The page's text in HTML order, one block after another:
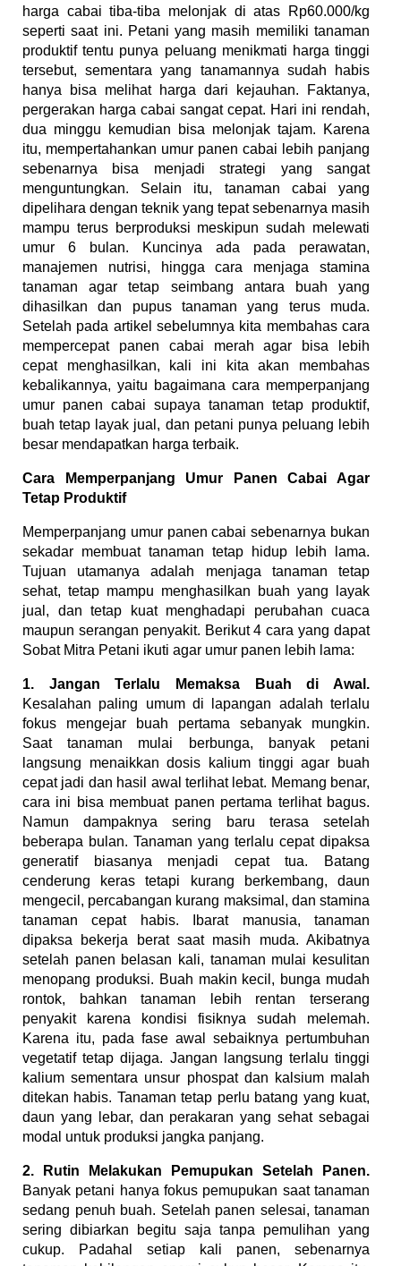
harga cabai tiba-tiba melonjak di atas Rp60.000/kg
seperti saat ini. Petani yang masih memiliki tanaman
produktif tentu punya peluang menikmati harga tinggi
tersebut, sementara yang tanamannya sudah habis
hanya bisa melihat harga dari kejauhan. Faktanya,
pergerakan harga cabai sangat cepat. Hari ini rendah,
dua minggu kemudian bisa melonjak tajam. Karena
itu, mempertahankan umur panen cabai lebih panjang
sebenarnya bisa menjadi strategi yang sangat
menguntungkan. Selain itu, tanaman cabai yang
dipelihara dengan teknik yang tepat sebenarnya masih
mampu terus berproduksi meskipun sudah melewati
umur 6 bulan. Kuncinya ada pada perawatan,
manajemen nutrisi, hingga cara menjaga stamina
tanaman agar tetap seimbang antara buah yang
dihasilkan dan pupus tanaman yang terus muda.
Setelah pada artikel sebelumnya kita membahas cara
mempercepat panen cabai merah agar bisa lebih
cepat menghasilkan, kali ini kita akan membahas
kebalikannya, yaitu bagaimana cara memperpanjang
umur panen cabai supaya tanaman tetap produktif,
buah tetap layak jual, dan petani punya peluang lebih
besar mendapatkan harga terbaik.
Cara Memperpanjang Umur Panen Cabai Agar
Tetap Produktif
Memperpanjang umur panen cabai sebenarnya bukan
sekadar membuat tanaman tetap hidup lebih lama.
Tujuan utamanya adalah menjaga tanaman tetap
sehat, tetap mampu menghasilkan buah yang layak
jual, dan tetap kuat menghadapi perubahan cuaca
maupun serangan penyakit. Berikut 4 cara yang dapat
Sobat Mitra Petani ikuti agar umur panen lebih lama:
1. Jangan Terlalu Memaksa Buah di Awal.
Kesalahan paling umum di lapangan adalah terlalu
fokus mengejar buah pertama sebanyak mungkin.
Saat tanaman mulai berbunga, banyak petani
langsung menaikkan dosis kalium tinggi agar buah
cepat jadi dan hasil awal terlihat lebat. Memang benar,
cara ini bisa membuat panen pertama terlihat bagus.
Namun dampaknya sering baru terasa setelah
beberapa bulan. Tanaman yang terlalu cepat dipaksa
generatif biasanya menjadi cepat tua. Batang
cenderung keras tetapi kurang berkembang, daun
mengecil, percabangan kurang maksimal, dan stamina
tanaman cepat habis. Ibarat manusia, tanaman
dipaksa bekerja berat saat masih muda. Akibatnya
setelah panen belasan kali, tanaman mulai kesulitan
menopang produksi. Buah makin kecil, bunga mudah
rontok, bahkan tanaman lebih rentan terserang
penyakit karena kondisi fisiknya sudah melemah.
Karena itu, pada fase awal sebaiknya pertumbuhan
vegetatif tetap dijaga. Jangan langsung terlalu tinggi
kalium sementara unsur phospat dan kalsium malah
ditekan habis. Tanaman tetap perlu batang yang kuat,
daun yang lebar, dan perakaran yang sehat sebagai
modal untuk produksi jangka panjang.
2. Rutin Melakukan Pemupukan Setelah Panen.
Banyak petani hanya fokus pemupukan saat tanaman
sedang penuh buah. Setelah panen selesai, tanaman
sering dibiarkan begitu saja tanpa pemulihan yang
cukup. Padahal setiap kali panen, sebenarnya